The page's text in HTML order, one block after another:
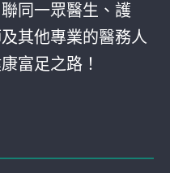
同一眾醫生、護
其他專業的醫務人
富足之路！